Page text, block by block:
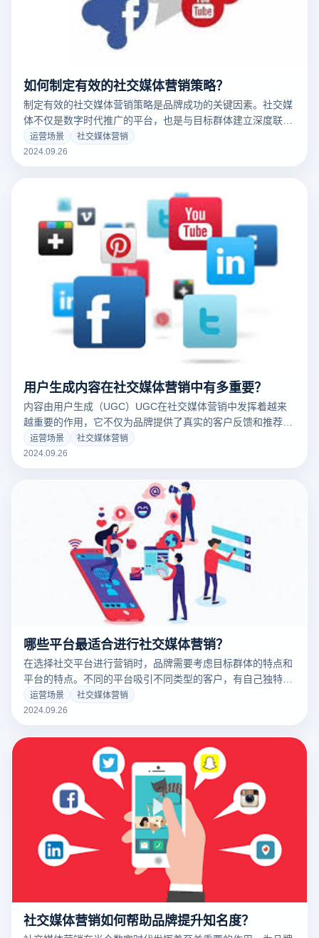
如何制定有效的社交媒体营销策略？
制定有效的社交媒体营销策略是品牌成功的关键因素。社交媒
体不仅是数字时代推广的平台，也是与目标群体建立深度联系
的桥梁。一个成功的策略应该包括明确的目标、深入的受众分
析和创意内容规划。同时，持续的数据分析和优化也非常重
参与度和转化率。
运营场景
社交媒体营销
2024.09.26
用户生成内容在社交媒体营销中有多重要？
内容由用户生成（UGC）UGC在社交媒体营销中发挥着越来
越重要的作用，它不仅为品牌提供了真实的客户反馈和推荐，
而且增强了消费者的信任。UGC已经成为品牌推广真实性和建
立社区感的有效工具，因为用户对品牌推广的警惕性越来越
参与度，还可以创造更多与观众产生共鸣的内容，从而在竞争
运营场景
社交媒体营销
2024.09.26
哪些平台最适合进行社交媒体营销？
在选择社交平台进行营销时，品牌需要考虑目标群体的特点和
平台的特点。不同的平台吸引不同类型的客户，有自己独特的
功能和优势。了解哪些平台最适合社交媒体营销，有利于品牌
制定有效的策略，实现更好的营销效果。每个平台都可以为品
丰富的LinkedIn。
运营场景
社交媒体营销
2024.09.26
社交媒体营销如何帮助品牌提升知名度？